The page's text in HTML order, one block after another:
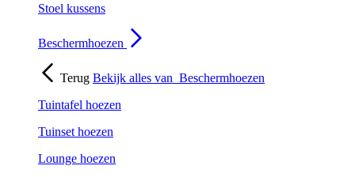
Stoel kussens
Beschermhoezen
Terug Bekijk alles van Beschermhoezen
Tuintafel hoezen
Tuinset hoezen
Lounge hoezen